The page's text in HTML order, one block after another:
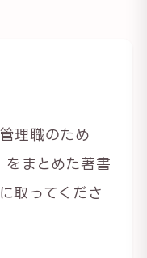
理職のため
まとめた著書
取ってくださ